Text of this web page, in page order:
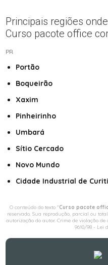
Principais regiões
Curso pacote office
PR
Portão
Boqueirão
Xaxim
Pinheirinho
Umbará
Sítio Cercado
Novo Mundo
Cidade Industrial de
O conteúdo do texto "Curso pacote
reservado. Sua reprodução, parcial ou
autorização do autor. Crime de violação
9610/98 - Lei